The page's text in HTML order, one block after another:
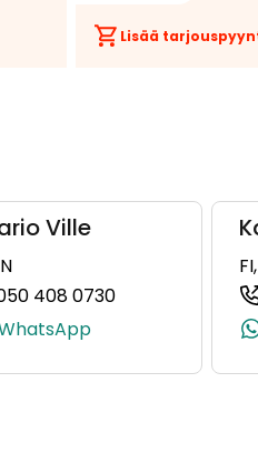
Lisää
+358 50 432 6881)
Ville
408 0730